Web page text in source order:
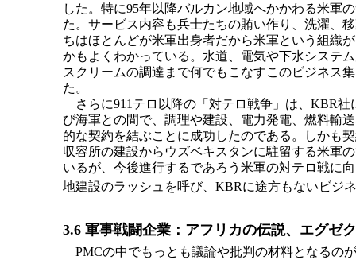
した。特に95年以降バルカン地域へかかわる米軍
た。サービス内容も兵士たちの賄い作り、洗濯、
ちはほとんどが米軍出身者だから米軍という組織
かもよくわかっている。水道、電気や下水システ
スクリームの調達まで何でもこなすこのビジネス
た。
さらに911テロ以降の「対テロ戦争」は、KBR
び海軍との間で、調理や建設、電力発電、燃料輸
的な契約を結ぶことに成功したのである。しかも
収容所の建設からウズベキスタンに駐留する米軍
いるが、今後進行するであろう米軍の対テロ戦に
地建設のラッシュを呼び、KBRに途方もないビジ
3.6 軍事戦闘企業：アフリカの伝説、エグゼ
PMCの中でもっとも議論や批判の材料となるの